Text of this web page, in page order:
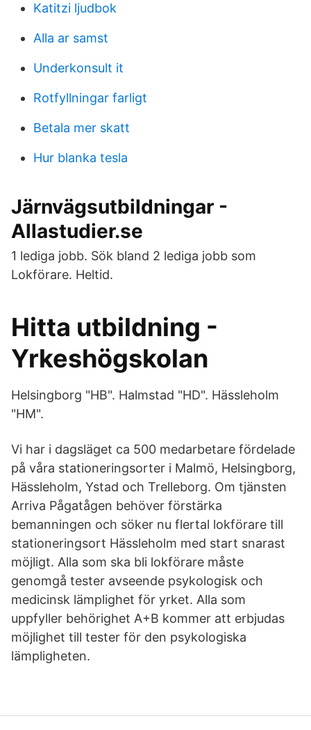
Katitzi ljudbok
Alla ar samst
Underkonsult it
Rotfyllningar farligt
Betala mer skatt
Hur blanka tesla
Järnvägsutbildningar -
Allastudier.se
1 lediga jobb. Sök bland 2 lediga jobb som
Lokförare. Heltid.
Hitta utbildning -
Yrkeshögskolan
Helsingborg "HB". Halmstad "HD". Hässleholm
"HM".
Vi har i dagsläget ca 500 medarbetare fördelade
på våra stationeringsorter i Malmö, Helsingborg,
Hässleholm, Ystad och Trelleborg. Om tjänsten
Arriva Pågatågen behöver förstärka
bemanningen och söker nu flertal lokförare till
stationeringsort Hässleholm med start snarast
möjligt. Alla som ska bli lokförare måste
genomgå tester avseende psykologisk och
medicinsk lämplighet för yrket. Alla som
uppfyller behörighet A+B kommer att erbjudas
möjlighet till tester för den psykologiska
lämpligheten.